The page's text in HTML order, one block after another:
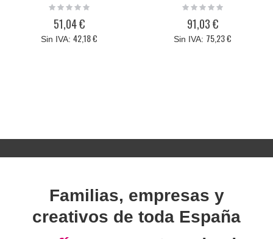
Rating:
51,04 €
42,18 €
Rating:
91,03 €
75,23 €
Familias, empresas y
creativos de toda España